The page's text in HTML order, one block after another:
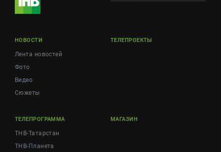
НОВОСТИ
Лента новостей
Фото
Видео
Сюжеты
ТЕЛЕПРОЕКТЫ
ТЕЛЕПРОГРАММА
ТНВ-Татарстан
ТНВ-Планета
МАГАЗИН